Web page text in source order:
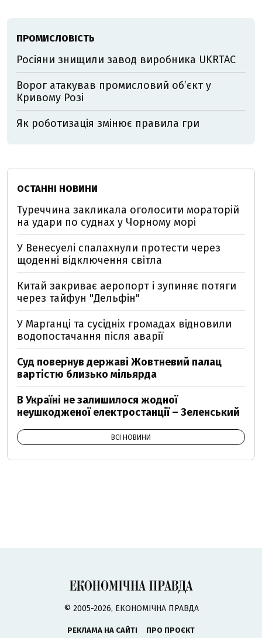
ПРОМИСЛОВІСТЬ
Росіяни знищили завод виробника UKRTAC
Ворог атакував промисловий обʼєкт у
Кривому Розі
Як роботизація змінює правила гри
ОСТАННІ НОВИНИ
Туреччина закликала оголосити мораторій
на удари по суднах у Чорному морі
У Венесуелі спалахнули протести через
щоденні відключення світла
Китай закриває аеропорт і зупиняє потяги
через тайфун "Дельфін"
У Марганці та сусідніх громадах відновили
водопостачання після аварії
Суд повернув державі Жовтневий палац
вартістю близько мільярда
В Україні не залишилося жодної
неушкодженої електростанції – Зеленський
ВСІ НОВИНИ
© 2005-2026, ЕКОНОМІЧНА ПРАВДА
РЕКЛАМА НА САЙТІ
ПРО ПРОЄКТ